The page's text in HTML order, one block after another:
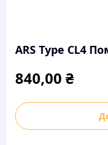
ARS Type CL4
840,00 ₴
ARS
Type